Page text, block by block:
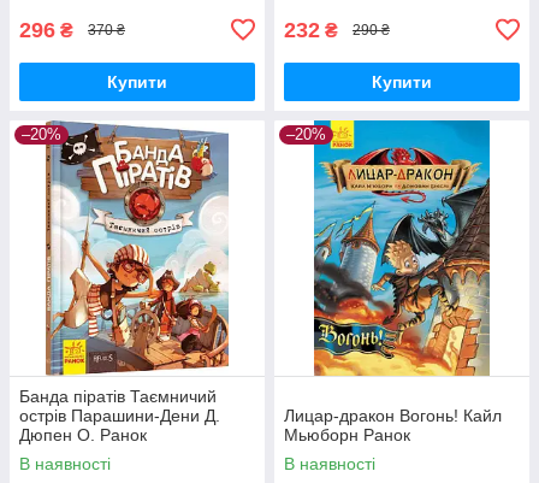
296 ₴ 370 ₴
Купити
232 ₴ 290 ₴
Купити
–20%
Банда піратів Таємничий
острів Парашини-Дени Д.
Дюпен О. Ранок
В наявності
–20%
Лицар-дракон Вогонь! Кайл
Мьюборн Ранок
В наявності